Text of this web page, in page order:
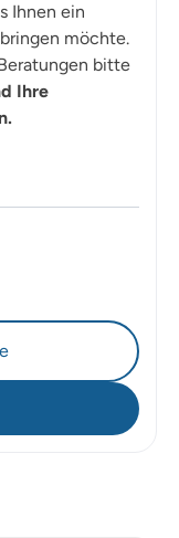
Ihnen ein
möchte.
bitte
Ihre